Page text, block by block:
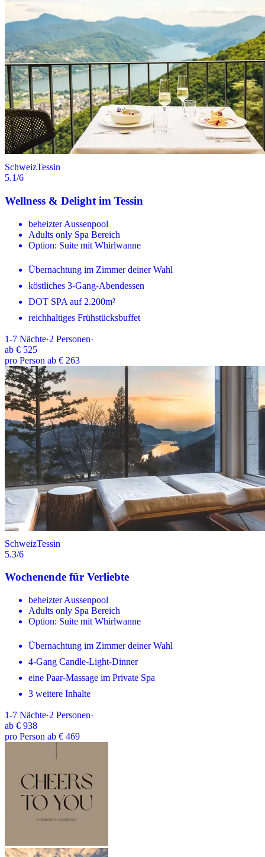
SchweizTessin
5.1/6
Wellness & Delight im Tessin
beheizter Aussenpool
Adults only Spa Bereich
Option: Suite mit Whirlwanne
Übernachtung im Zimmer deiner Wahl
köstliches 3-Gang-Abendessen
DOT SPA auf 2.200m²
reichhaltiges Frühstücksbuffet
1-7 Nächte·2 Personen·
ab € 525
pro Person ab € 263
SchweizTessin
5.3/6
Wochenende für Verliebte
beheizter Aussenpool
Adults only Spa Bereich
Option: Suite mit Whirlwanne
Übernachtung im Zimmer deiner Wahl
4-Gang Candle-Light-Dinner
eine Paar-Massage im Private Spa
3 weitere Inhalte
1-7 Nächte·2 Personen·
ab € 938
pro Person ab € 469